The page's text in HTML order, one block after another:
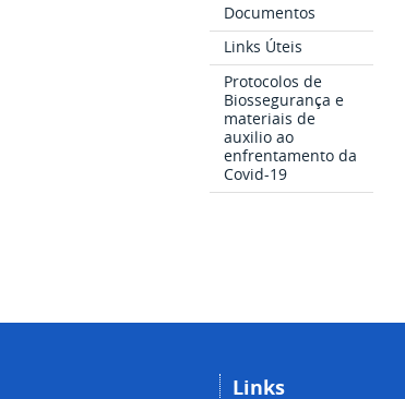
Documentos
Links Úteis
Protocolos de
Biossegurança e
materiais de
auxilio ao
enfrentamento da
Covid-19
Links